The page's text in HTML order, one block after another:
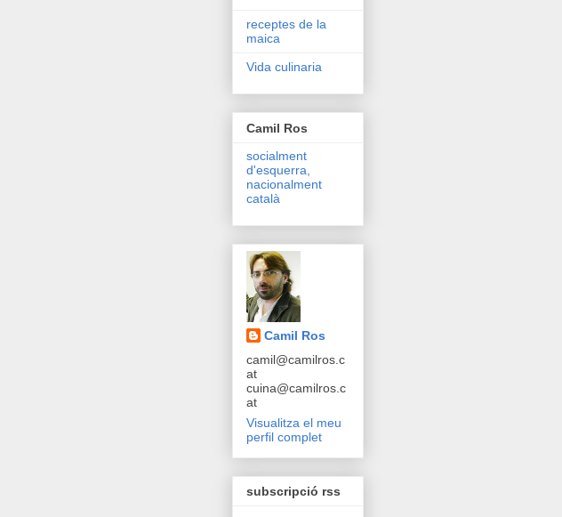
receptes de la
maica
Vida culinaria
Camil Ros
socialment
d'esquerra,
nacionalment
català
Camil Ros
camil@camilros.c
at
cuina@camilros.c
at
Visualitza el meu
perfil complet
subscripció rss